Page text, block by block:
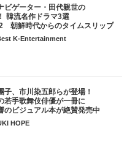
ビゲーター・田代親世の
韓流名作ドラマ3選
朝鮮時代からのタイムスリップ
K-Entertainment
子、市川染五郎らが登場！
若手歌舞伎俳優が一冊に
のビジュアル本が絶賛発売中
HOPE